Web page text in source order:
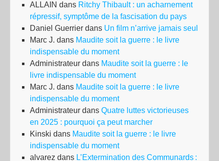
ALLAIN dans Ritchy Thibault : un acharnement
répressif, symptôme de la fascisation du pays
Daniel Guerrier dans Un film n’arrive jamais seul
Marc J. dans Maudite soit la guerre : le livre
indispensable du moment
Administrateur dans Maudite soit la guerre : le
livre indispensable du moment
Marc J. dans Maudite soit la guerre : le livre
indispensable du moment
Administrateur dans Quatre luttes victorieuses
en 2025 : pourquoi ça peut marcher
Kinski dans Maudite soit la guerre : le livre
indispensable du moment
alvarez dans L’Extermination des Communards :